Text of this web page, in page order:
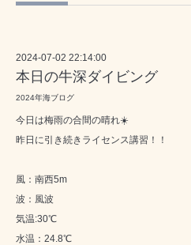
2024-07-02 22:14:00
本日の牛深ダイビング
2024年海ブログ
今日は梅雨の合間の晴れ☀️
昨日に引き続きライセンス講習！！
風：南西5m
波：風波
気温:30℃
水温：24.8℃